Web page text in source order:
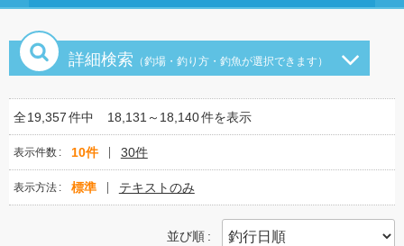
詳細検索 （釣場・釣り方・釣魚が選択できます）
全19,357件中 18,131～18,140件を表示
表示件数 10件 30件
表示方法 標準 テキストのみ
並び順